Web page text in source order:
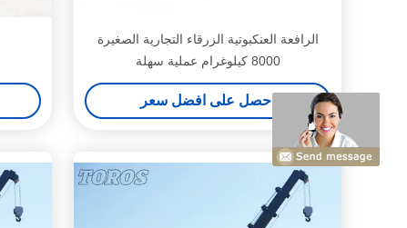
الرافعة العنكبوتية الزرقاء التجارية الصغيرة
8000 كيلوغرام عملية سهلة
احصل على افضل سعر